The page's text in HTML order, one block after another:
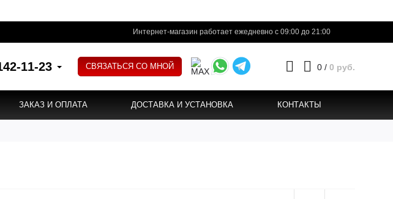
Интернет-магазин работает ежедневно с 09:00 до 21:00
11-23 СВЯЗАТЬСЯ СО МНОЙ 0 / 0 руб.
ЗАКАЗ И ОПЛАТА ДОСТАВКА И УСТАНОВКА КОНТАКТЫ